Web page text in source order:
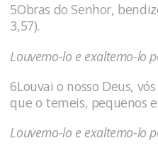
5Obras do Senhor,
3,57).
Louvemo-lo e exaltemo-lo
6Louvai o nosso Deus,
que o temeis, pequenos
Louvemo-lo e exaltemo-lo